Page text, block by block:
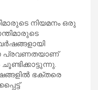
നിയമനം ഒരു
പ്രവണതയാണ്
ഭക്തരെ